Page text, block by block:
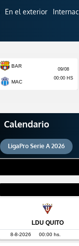
En el exterior
Calendario
LigaPro Serie A 2026